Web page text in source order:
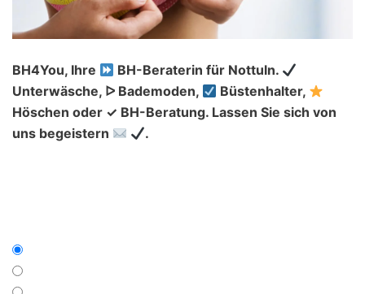
BH4You, Ihre
BH-Beraterin für Nottuln.
Unterwäsche, ᐅ Bademoden,
Büstenhalter,
Höschen oder ✓ BH-Beratung. Lassen Sie sich von
uns begeistern
.